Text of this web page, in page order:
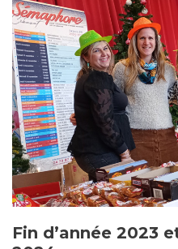
Fin d’année 2023